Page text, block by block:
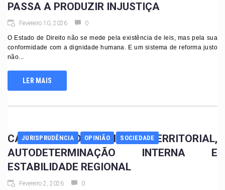
PASSA A PRODUZIR INJUSTIÇA
Fevereiro 10, 2026 0
O Estado de Direito não se mede pela existência de leis, mas pela sua
conformidade com a dignidade humana. E um sistema de reforma justo
não...
LER MAIS
JURISPRUDÊNCIA OPINIÃO SOCIEDADE
CASO CABINDA. UNIDADE TERRITORIAL,
AUTODETERMINAÇÃO INTERNA E
ESTABILIDADE REGIONAL
Fevereiro 2, 2026 0